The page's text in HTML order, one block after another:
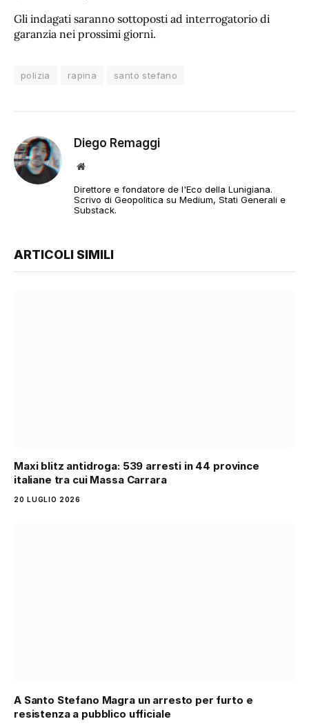
Gli indagati saranno sottoposti ad interrogatorio di
garanzia nei prossimi giorni.
polizia rapina santo stefano
Diego Remaggi
Sito
Direttore e fondatore de l'Eco della Lunigiana.
Scrivo di Geopolitica su Medium, Stati Generali e
Substack.
ARTICOLI SIMILI
Maxi blitz antidroga: 539 arresti in 44 province
italiane tra cui Massa Carrara
20 LUGLIO 2026
A Santo Stefano Magra un arresto per furto e
resistenza a pubblico ufficiale